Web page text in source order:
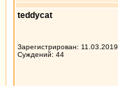
teddycat
Зарегистрирован: 11.03.2019
Суждений: 44